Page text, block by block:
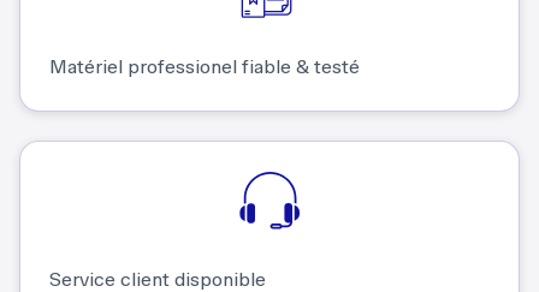
Matériel professionel fiable & testé
Service client disponible